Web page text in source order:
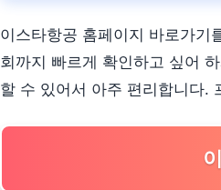
이스타항공 홈페이지 바로가기
회까지 빠르게 확인하고 싶어
할 수 있어서 아주 편리합니다.